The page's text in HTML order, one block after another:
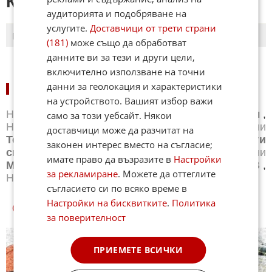
ПОСЛЕДНИ
НОВИНИ ПО СПОРТОВЕ:
Новини Бг футбол ,Новини Световен футбол ,
Новини
Баскетбол ,Новини Волейбол
Новини
Тенис
, Новини Бойни спортове
Други
спортове ,Новини Лека атлетика
Новини
Моторни спортове ,Новини Спортът по ТВ ,
Новини
Зимни спортове
СПОРТ КУИЗОВЕ
аудиторията и подобряване на
услугите.Доставчици от трети страни
(181) може също да обработват
данните ви за тези и други цели,
включително използване на точни
данни за геолокация и характеристики
на устройството. Вашият избор важи
само за този уебсайт. Някои
доставчици може да разчитат на
законен интерес вместо на съгласие;
имате право да възразите в Настройки
за рекламиране. Можете да оттеглите
съгласието си по всяко време в
Настройки на бисквитките. Политика
за поверителност
ПРИЕМЕТЕ ВСИЧКИ